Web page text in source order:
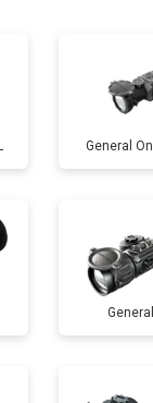
General